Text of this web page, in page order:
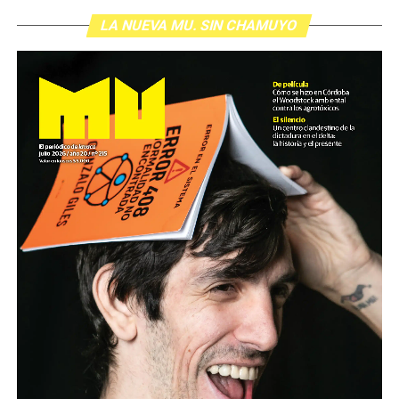
Son personas que se organizan y se movilizan para
defender derechos de toda la
sociedad. Son quienes sufren palos, gases y
humillaciones por estar de pie. Quienes
crean respuestas donde hay impotencia y nuevas
palabras para definir el futuro.
Nuestro homenaje: reunirlas y escucharlas.
Descargar la Mu en PDF
LA NUEVA MU. SIN CHAMUYO